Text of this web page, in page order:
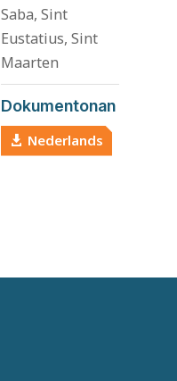
Saba, Sint
Eustatius, Sint
Maarten
Dokumentonan
Nederlands